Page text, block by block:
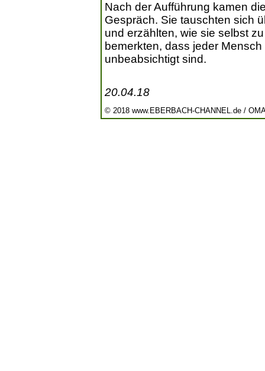
Nach der Aufführung kamen
Gespräch. Sie tauschten sich
und erzählten, wie sie selbst
bemerkten, dass jeder
unbeabsichtigt sind.
20.04.18
© 2018 www.EBERBACH-CHANNEL.de /